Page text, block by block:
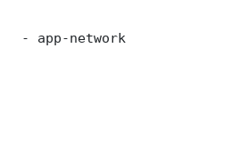
- app-network